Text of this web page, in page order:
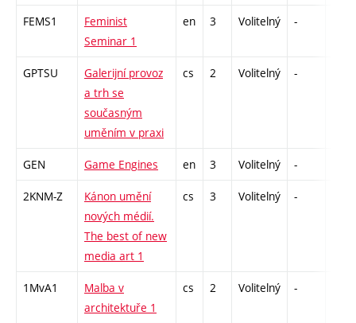
FEMS1
Feminist
Seminar 1
en 3 Volitelný -
GPTSU
Galerijní provoz
a trh se
současným
uměním v praxi
cs 2 Volitelný -
GEN Game Engines en 3 Volitelný -
2KNM-Z
Kánon umění
nových médií.
The best of new
media art 1
cs 3 Volitelný -
1MvA1
Malba v
architektuře 1
cs 2 Volitelný -